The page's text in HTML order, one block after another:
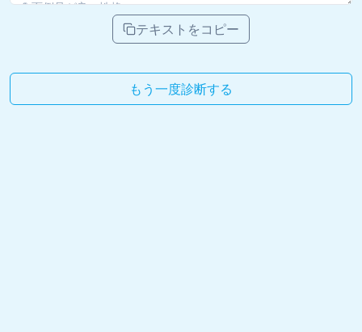
テキストをコピー
もう一度診断する